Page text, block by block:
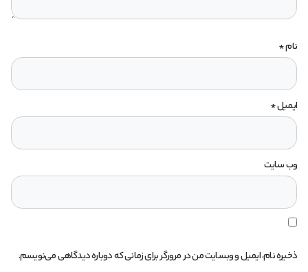
نام*
ایمیل*
وب‌ سایت
ذخیره نام، ایمیل و وبسایت من در مرورگر برای زمانی که دوباره دیدگاهی می‌نویسم.